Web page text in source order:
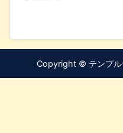
Copyright © テンプル